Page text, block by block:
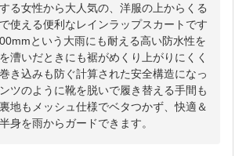
る女性から大人気の、洋服の上からくる
使える便利なレインラップスカートです
という大雨にも耐える高い防水性を
漕いだときにも裾がめくり上がりにくく
き込みも防ぐ計算された安全構造になっ
ツのように靴を脱いで履き替える手間も
地もメッシュ仕様でベタつかず、快適＆
身を雨からガードできます。